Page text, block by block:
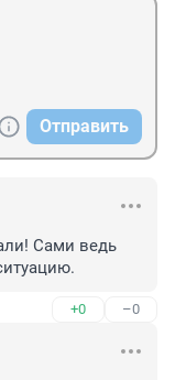
Отправить
Сами ведь
+0 –0